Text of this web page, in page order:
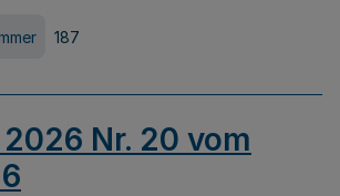
187
2026 Nr. 20 vom